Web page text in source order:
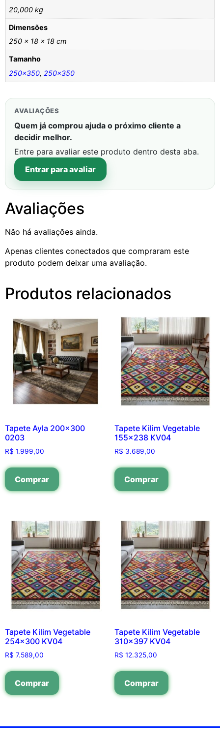
20,000 kg
Dimensões
250 × 18 × 18 cm
Tamanho
250×350, 250×350
AVALIAÇÕES
Quem já comprou ajuda o próximo cliente a
decidir melhor.
Entre para avaliar este produto dentro desta aba.
Entrar para avaliar
Avaliações
Não há avaliações ainda.
Apenas clientes conectados que compraram este
produto podem deixar uma avaliação.
Produtos relacionados
Tapete Ayla 200×300
0203
R$ 1.999,00
Comprar
Tapete Kilim Vegetable
155×238 KV04
R$ 3.689,00
Comprar
Tapete Kilim Vegetable
254×300 KV04
R$ 7.589,00
Comprar
Tapete Kilim Vegetable
310×397 KV04
R$ 12.325,00
Comprar